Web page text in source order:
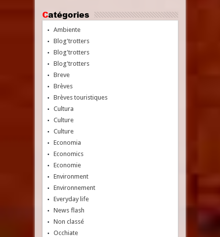
Catégories
Ambiente
Blog'trotters
Blog'trotters
Blog'trotters
Breve
Brèves
Brèves touristiques
Cultura
Culture
Culture
Economia
Economics
Economie
Environment
Environnement
Everyday life
News flash
Non classé
Occhiate